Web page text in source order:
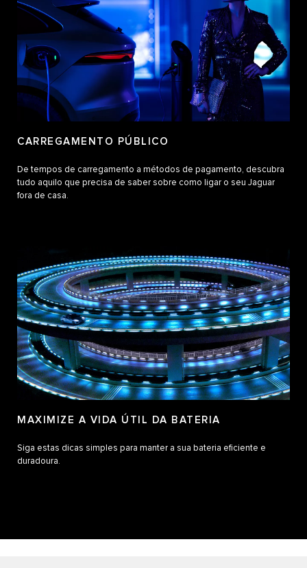
CARREGAMENTO PÚBLICO
De tempos de carregamento a métodos de pagamento, descubra
tudo aquilo que precisa de saber sobre como ligar o seu Jaguar
fora de casa.
MAXIMIZE A VIDA ÚTIL DA BATERIA
Siga estas dicas simples para manter a sua bateria eficiente e
duradoura.